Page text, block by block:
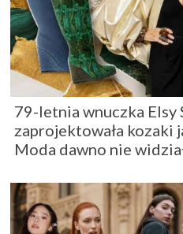
79-letnia wnuczka Elsy
zaprojektowała kozaki
Moda dawno nie